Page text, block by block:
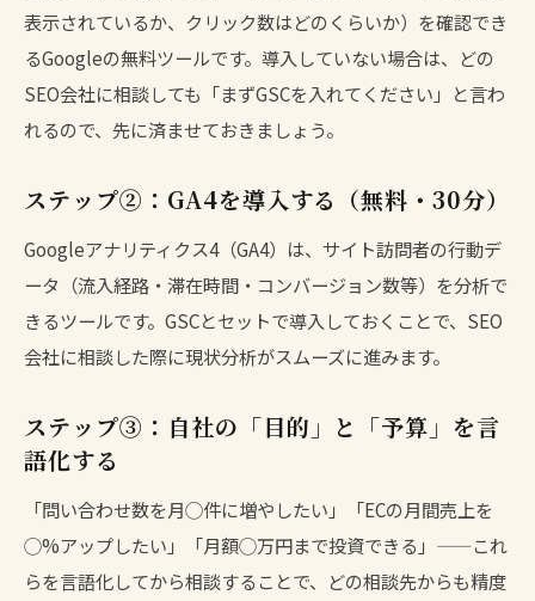
表示されているか、クリック数はどのくらいか）を確認でき
るGoogleの無料ツールです。導入していない場合は、どの
SEO会社に相談しても「まずGSCを入れてください」と言わ
れるので、先に済ませておきましょう。
ステップ②：GA4を導入する（無料・30分）
Googleアナリティクス4（GA4）は、サイト訪問者の行動デ
ータ（流入経路・滞在時間・コンバージョン数等）を分析で
きるツールです。GSCとセットで導入しておくことで、SEO
会社に相談した際に現状分析がスムーズに進みます。
ステップ③：自社の「目的」と「予算」を言
語化する
「問い合わせ数を月◯件に増やしたい」「ECの月間売上を
◯%アップしたい」「月額◯万円まで投資できる」——これ
らを言語化してから相談することで、どの相談先からも精度